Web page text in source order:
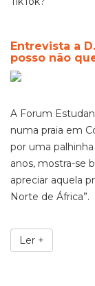
Entrevista a
posso não
A Forum
numa praia em
por uma
anos, mostra-se
apreciar aquela
Norte de África”.
Ler +